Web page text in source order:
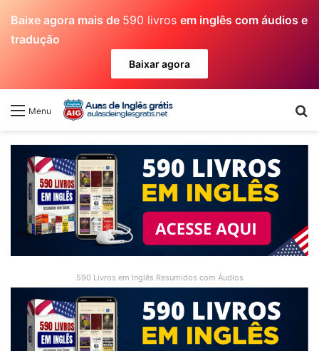
Baixe agora mais de 590 livros em inglês com áudios e
tradução
Baixar agora
Menu
590 Livros em Inglês Resumidos com Áudios